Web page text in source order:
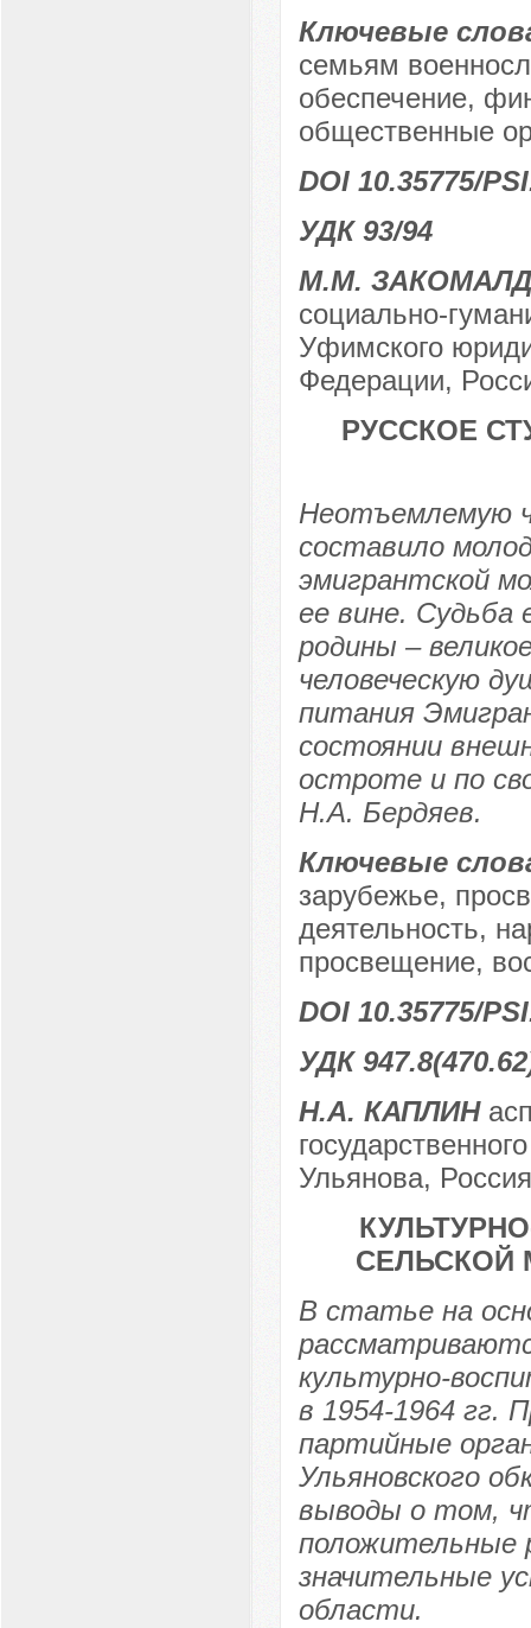
Ключевые
семьям
обеспечение,
общественные
DOI 10.35775/
УДК 93/94
М.М.
социально-
Уфимского
Федерации,
РУССКОЕ
Неотъемлемую
составило
эмигрантской
ее вине.
родины –
человеческую
питания
состоянии
остроте и по
Н.А. Бердяев.
Ключевые
зарубежье,
деятельность,
просвещение,
DOI 10.35775/
УДК
Н.А. КАПЛИН
Ульянова,
СЕЛЬСКОЙ
В статье на
культурно-
в 1954-1964 гг.
партийные
Ульяновского
выводы о том,
значительные
области.